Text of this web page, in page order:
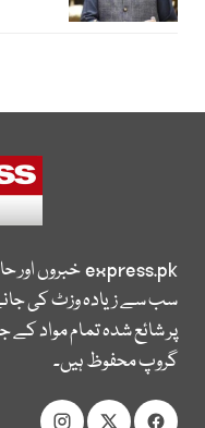
express.pkخبروں اور
سب سے زیادہ وزٹ کی
پر شائع شدہ تمام مواد
گروپ محفوظ ہیں۔